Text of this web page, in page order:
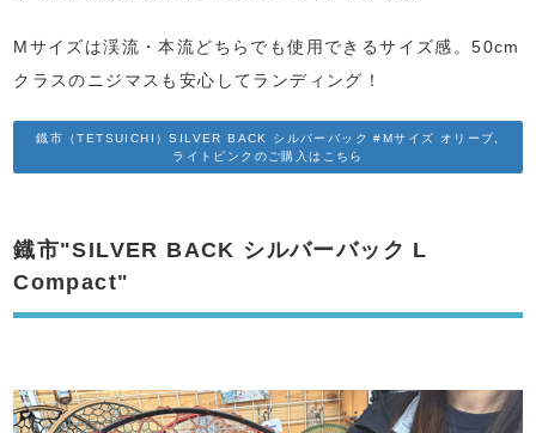
Mサイズは渓流・本流どちらでも使用できるサイズ感。50cm
クラスのニジマスも安心してランディング！
鐡市（TETSUICHI）SILVER BACK シルバーバック #Mサイズ オリーブ,
ライトピンクのご購入はこちら
鐡市"SILVER BACK シルバーバック L
Compact"